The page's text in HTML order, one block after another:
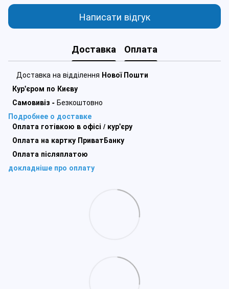
Написати відгук
Доставка Оплата
Доставка на відділення Нової Пошти
Кур'єром по Києву
Самовивіз - Безкоштовно
Подробнее о доставке
Оплата готівкою в офісі / кур'єру
Оплата на картку ПриватБанку
Оплата післяплатою
докладніше про оплату